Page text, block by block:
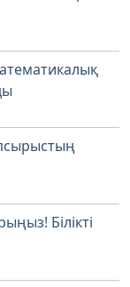
Білікті